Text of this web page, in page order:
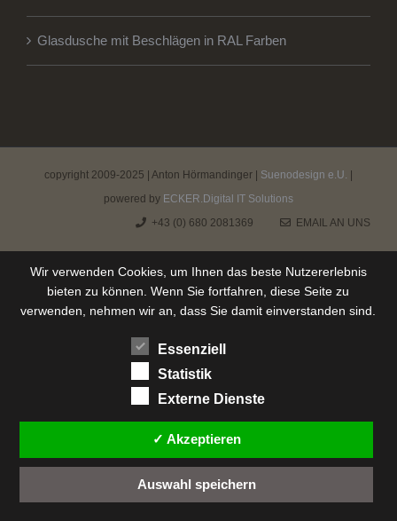
Glasdusche mit Beschlägen in RAL Farben
copyright 2009-2025 | Anton Hörmandinger | Suenodesign e.U. |
powered by ECKER.Digital IT Solutions
+43 (0) 680 2081369
EMAIL AN UNS
Wir verwenden Cookies, um Ihnen das beste Nutzererlebnis
bieten zu können. Wenn Sie fortfahren, diese Seite zu
verwenden, nehmen wir an, dass Sie damit einverstanden sind.
Essenziell
Statistik
Externe Dienste
✓ Akzeptieren
Auswahl speichern